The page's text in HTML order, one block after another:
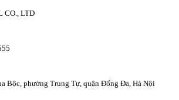
CO., LTD
Bộc, phường Trung Tự, quận Đống Đa, Hà Nội